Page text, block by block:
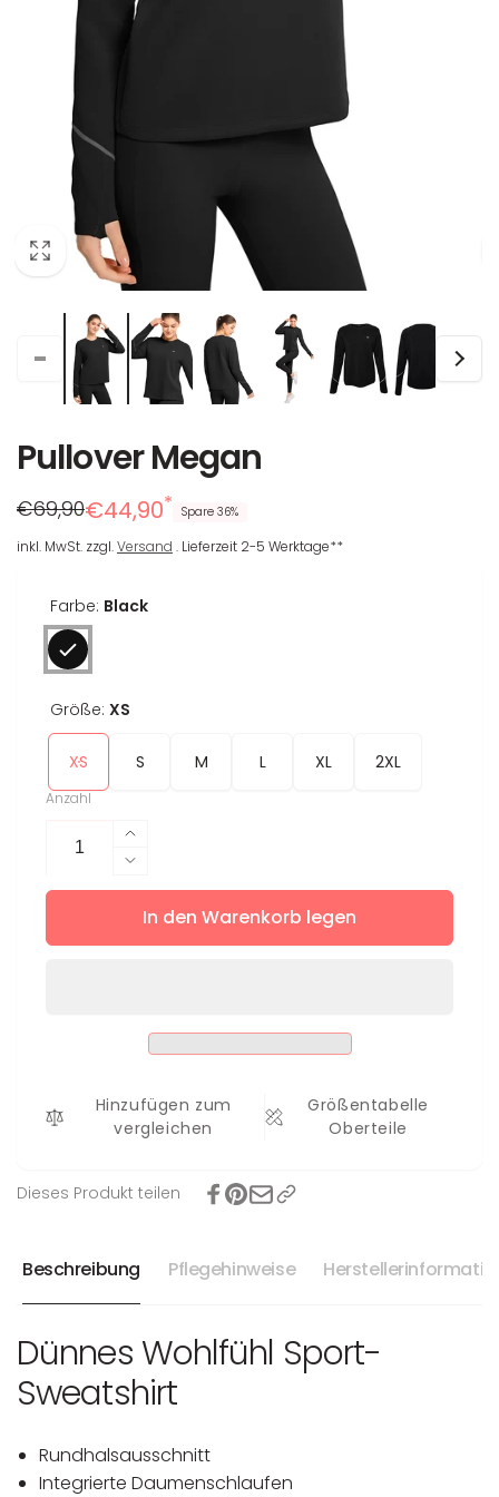
Pullover Megan
Regulärer
Preis
€69,90
Reduzierter
Preis
€44,90* Spare 36%
inkl. MwSt. zzgl.Versand . Lieferzeit 2-5 Werktage**
Farbe: Black
Größe: XS
XS S M L XL 2XL
Anzahl
Erhöhe
die
Menge
für
Verringere
die
Menge
für
In den Warenkorb legen
Hinzufügen zum
vergleichen
Größentabelle
Oberteile
Dieses Produkt teilen
Beschreibung Pflegehinweise
Dünnes Wohlfühl Sport-
Sweatshirt
Rundhalsausschnitt
Integrierte Daumenschlaufen